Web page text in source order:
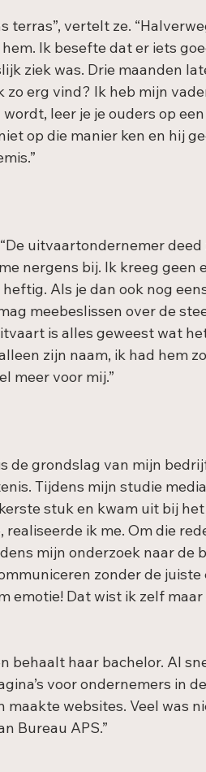
terras”, vertelt ze.
Ik besefte dat er iets
ziek was. Drie maanden
zo erg vind? Ik heb mijn
leer je je ouders op
op die manier ken en hij
uitvaartondernemer
nergens bij. Ik kreeg geen
Als je dan ook nog
meebeslissen over de
is alles geweest wat
zijn naam, ik had hem
meer voor mij.”
de grondslag van mijn
Tijdens mijn studie
stuk en kwam uit bij het
ik me. Om die
mijn onderzoek naar de
zonder de juiste
emotie! Dat wist ik zelf
behaalt haar bachelor. Al
voor ondernemers in de
websites. Veel was
Bureau APS.”